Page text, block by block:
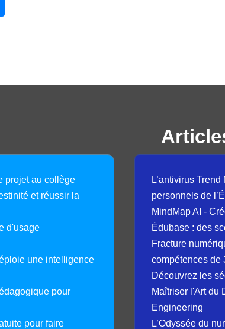
: MISSION OCÉAN : Un parcours pédagogique pour
projet au collège
et réussir la
d'usage
une intelligence
pour
pour faire
L’antivirus
personnels de
MindMap AI -
Édubase : des
Fracture
compétences de
Découvrez les
Maîtriser l'Art du
Engineering
L’Odyssée du